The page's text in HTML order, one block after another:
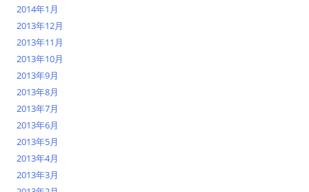
2014年1月
2013年12月
2013年11月
2013年10月
2013年9月
2013年8月
2013年7月
2013年6月
2013年5月
2013年4月
2013年3月